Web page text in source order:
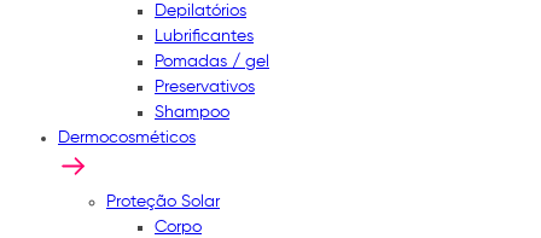
Depilatórios
Lubrificantes
Pomadas / gel
Preservativos
Shampoo
Dermocosméticos
Proteção Solar
Corpo